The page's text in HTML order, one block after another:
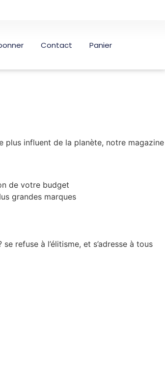
Contact Panier
plus influent de la planète, notre magazine
de votre budget
grandes marques
refuse à l’élitisme, et s’adresse à tous